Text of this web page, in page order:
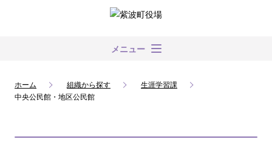
メニュー
ホーム 組織から探す
生涯学習課
中央公民館・地区公民館